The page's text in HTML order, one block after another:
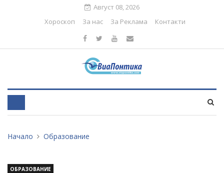
Август 08, 2026
Хороскоп
За нас За Реклама Контакти
Начало Образование
ОБРАЗОВАНИЕ